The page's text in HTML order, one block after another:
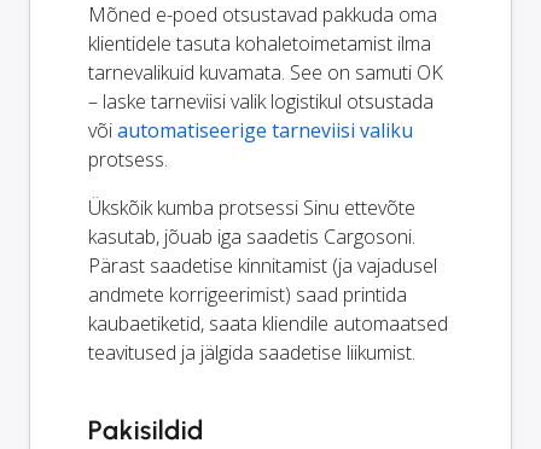
Mõned e-poed otsustavad pakkuda oma
klientidele tasuta kohaletoimetamist ilma
tarnevalikuid kuvamata. See on samuti OK
– laske tarneviisi valik logistikul otsustada
võiautomatiseerige tarneviisi valiku
protsess.
Ükskõik kumba protsessi Sinu ettevõte
kasutab, jõuab iga saadetis Cargosoni.
Pärast saadetise kinnitamist (ja vajadusel
andmete korrigeerimist) saad printida
kaubaetiketid, saata kliendile automaatsed
teavitused ja jälgida saadetise liikumist.
Pakisildid